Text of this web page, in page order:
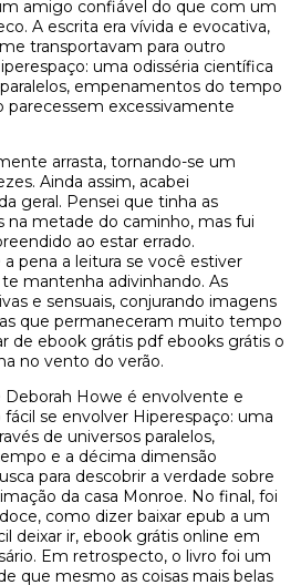
amigo confiável do que com um
A escrita era vívida e evocativa,
transportavam para outro
uma odisséria científica
empenamentos do tempo
parecessem excessivamente
arrasta, tornando-se um
Ainda assim, acabei
geral. Pensei que tinha as
na metade do caminho, mas fui
ao estar errado.
pena a leitura se você estiver
mantenha adivinhando. As
e sensuais, conjurando imagens
que permaneceram muito tempo
de ebook grátis pdf ebooks grátis o
no vento do verão.
Deborah Howe é envolvente e
se envolver Hiperespaço: uma
de universos paralelos,
e a décima dimensão
para descobrir a verdade sobre
da casa Monroe. No final, foi
como dizer baixar epub a um
deixar ir, ebook grátis online em
Em retrospecto, o livro foi um
que mesmo as coisas mais belas